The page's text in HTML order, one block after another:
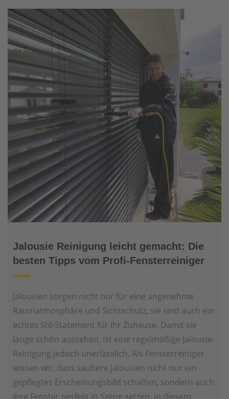
Jalousie Reinigung leicht gemacht: Die
besten Tipps vom Profi-Fensterreiniger
Jalousien sorgen nicht nur für eine angenehme
Raumatmosphäre und Sichtschutz, sie sind auch ein
echtes Stil-Statement für Ihr Zuhause. Damit sie
lange schön aussehen, ist eine regelmäßige Jalousie-
Reinigung jedoch unerlässlich. Als Fensterreiniger
wissen wir, dass saubere Jalousien nicht nur ein
gepflegtes Erscheinungsbild schaffen, sondern auch
Ihre Fenster perfekt in Szene setzen. In diesem